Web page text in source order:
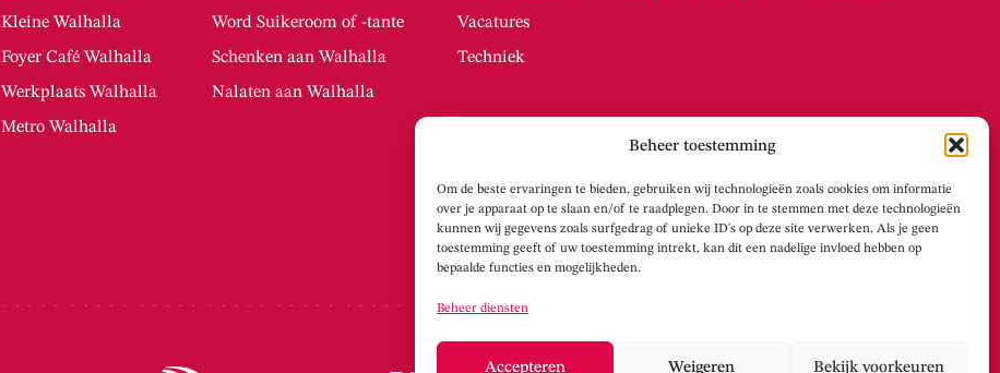
Beheer toestemming
Om de beste ervaringen te bieden, gebruiken wij technologieën zoals cookies om informatie
over je apparaat op te slaan en/of te raadplegen. Door in te stemmen met deze technologieën
kunnen wij gegevens zoals surfgedrag of unieke ID's op deze site verwerken. Als je geen
toestemming geeft of uw toestemming intrekt, kan dit een nadelige invloed hebben op
bepaalde functies en mogelijkheden.
Beheer diensten
Accepteren Weigeren Bekijk voorkeuren
Kleine Walhalla
Foyer Café Walhalla
Werkplaats Walhalla
Metro Walhalla
Word Suikeroom of -tante
Schenken aan Walhalla
Nalaten aan Walhalla
Vacatures
Techniek